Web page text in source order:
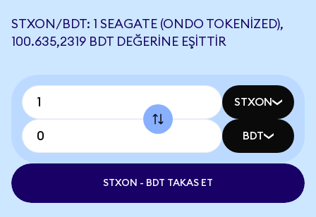
STXON/BDT: 1 SEAGATE (ONDO TOKENIZED),
100.635,2319 BDT DEĞERINE EŞITTIR
STXON
BDT
STXON - BDT TAKAS ET